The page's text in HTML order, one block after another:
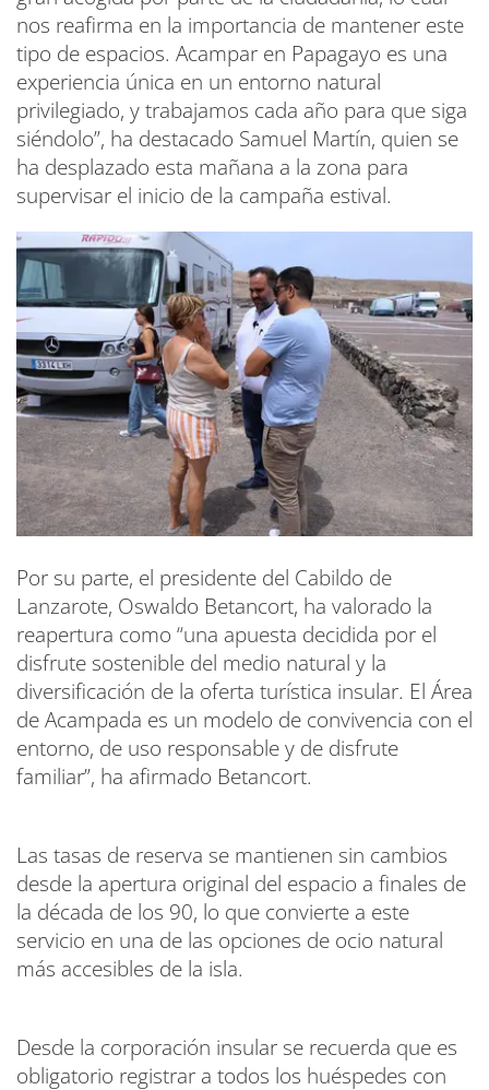
nos reafirma en la importancia de mantener este
tipo de espacios. Acampar en Papagayo es una
experiencia única en un entorno natural
privilegiado, y trabajamos cada año para que siga
siéndolo”, ha destacado Samuel Martín, quien se
ha desplazado esta mañana a la zona para
supervisar el inicio de la campaña estival.
Por su parte, el presidente del Cabildo de
Lanzarote, Oswaldo Betancort, ha valorado la
reapertura como “una apuesta decidida por el
disfrute sostenible del medio natural y la
diversificación de la oferta turística insular. El Área
de Acampada es un modelo de convivencia con el
entorno, de uso responsable y de disfrute
familiar”, ha afirmado Betancort.
Las tasas de reserva se mantienen sin cambios
desde la apertura original del espacio a finales de
la década de los 90, lo que convierte a este
servicio en una de las opciones de ocio natural
más accesibles de la isla.
Desde la corporación insular se recuerda que es
obligatorio registrar a todos los huéspedes con